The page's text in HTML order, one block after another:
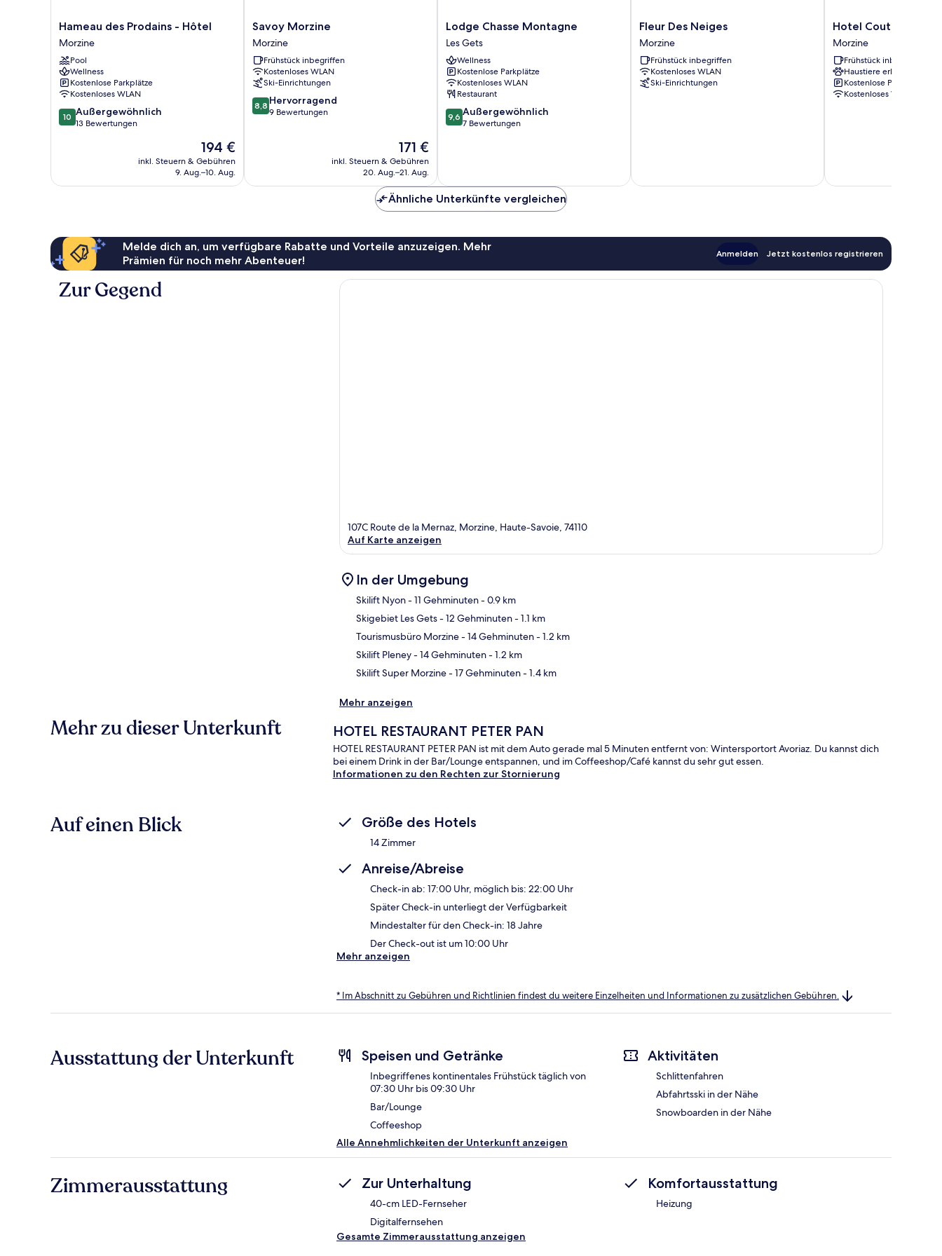
Hameau
des
Prodains
-
Hôtel
Morzine
Hameau des Prodains - Hôtel
Morzine
Pool
Wellness
Kostenlose Parkplätze
Kostenloses WLAN
10.0
von
10 Außergewöhnlich
13 Bewertungen
Der
Preis
beträgt
194 €
inkl. Steuern & Gebühren
9. Aug.–10. Aug.
Savoy
Morzine
Morzine
Savoy Morzine
Morzine
Frühstück inbegriffen
Kostenloses WLAN
Ski-Einrichtungen
8.8
von
8,8 Hervorragend
9 Bewertungen
Der
Preis
beträgt
171 €
inkl. Steuern & Gebühren
20. Aug.–21. Aug.
Lodge
Chasse
Montagne
Les
Gets
Lodge Chasse Montagne
Les Gets
Wellness
Kostenlose Parkplätze
Kostenloses WLAN
Restaurant
9.6
von
9,6 Außergewöhnlich
7 Bewertungen
Fleur
Des
Neiges
Morzine
Fleur Des Neiges
Morzine
Frühstück inbegriffen
Kostenloses WLAN
Ski-Einrichtungen
Hotel
Coutettaz
Morzine
Hotel Coutettaz
Morzine
Frühstück inbegriffen
Haustiere erlaubt
Kostenlose Parkplätze
Kostenloses WLAN
Ähnliche Unterkünfte vergleichen
Melde dich an, um verfügbare Rabatte und Vorteile anzuzeigen. Mehr
Prämien für noch mehr Abenteuer!
Anmelden Jetzt kostenlos registrieren
Zur Gegend
107C Route de la Mernaz, Morzine, Haute-Savoie, 74110
Auf Karte anzeigen
In der Umgebung
Skilift Nyon- 11 Gehminuten- 0.9 km
Skigebiet Les Gets- 12 Gehminuten- 1.1 km
Tourismusbüro Morzine- 14 Gehminuten- 1.2 km
Skilift Pleney- 14 Gehminuten- 1.2 km
Skilift Super Morzine- 17 Gehminuten- 1.4 km
Mehr anzeigen
Mehr zu dieser Unterkunft HOTEL RESTAURANT PETER PAN
HOTEL RESTAURANT PETER PAN ist mit dem Auto gerade mal 5 Minuten entfernt von: Wintersportort Avoriaz. Du kannst dich
bei einem Drink in der Bar/Lounge entspannen, und im Coffeeshop/Café kannst du sehr gut essen.
Informationen zu den Rechten zur Stornierung
Auf einen Blick Größe des Hotels
14 Zimmer
Anreise/Abreise
Check-in ab: 17:00 Uhr, möglich bis: 22:00 Uhr
Später Check-in unterliegt der Verfügbarkeit
Mindestalter für den Check-in: 18 Jahre
Der Check-out ist um 10:00 Uhr
Mehr anzeigen
* Im Abschnitt zu Gebühren und Richtlinien findest du weitere Einzelheiten und Informationen zu zusätzlichen Gebühren.
Ausstattung der Unterkunft Speisen und Getränke
Inbegriffenes kontinentales Frühstück täglich von
07:30 Uhr bis 09:30 Uhr
Bar/Lounge
Coffeeshop
Aktivitäten
Schlittenfahren
Abfahrtsski in der Nähe
Snowboarden in der Nähe
Alle Annehmlichkeiten der Unterkunft anzeigen
Zimmerausstattung Zur Unterhaltung
40-cm LED-Fernseher
Digitalfernsehen
Komfortausstattung
Heizung
Gesamte Zimmerausstattung anzeigen